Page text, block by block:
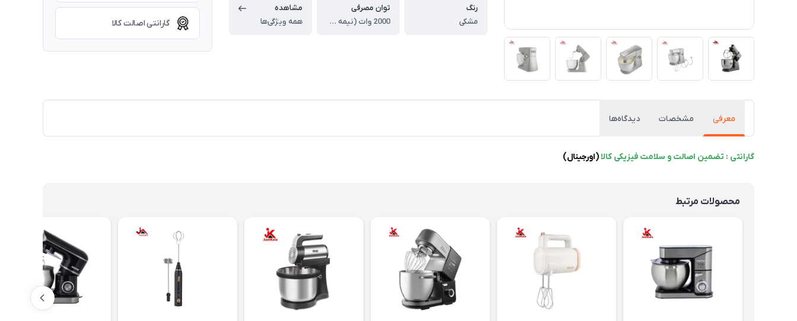
رنگ
مشکی
توان مصرفی
2000 وات (نیمه صنعتی)
مشاهده
همه ویژگی‌ها
گارانتی اصالت کالا
معرفی مشخصات دیدگاه‌ها
گارانتی : تضمین اصالت و سلامت فیزیکی کالا(اورجینال)
محصولات مرتبط